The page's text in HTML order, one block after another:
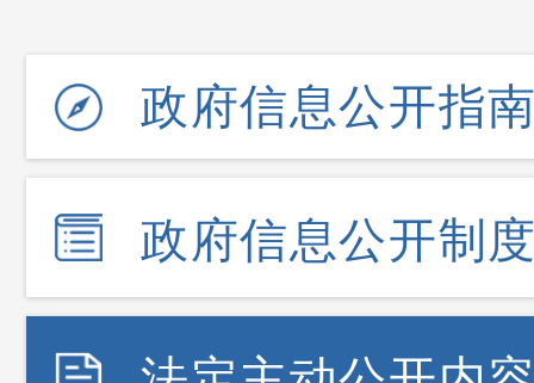
政府信息公开指
政府信息公开制